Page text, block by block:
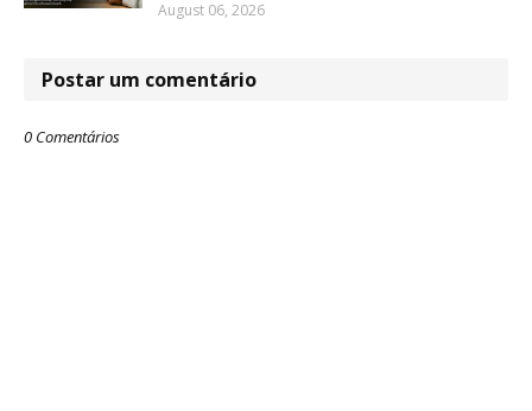
August 06, 2026
Postar um comentário
0 Comentários